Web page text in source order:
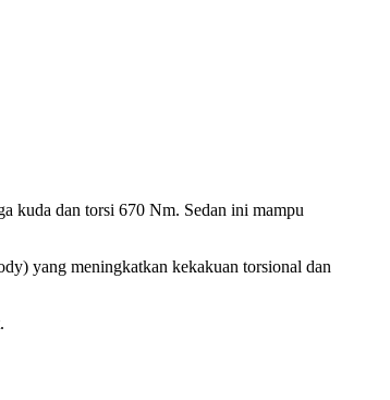
kuda dan torsi 670 Nm. Sedan ini mampu
yang meningkatkan kekakuan torsional dan